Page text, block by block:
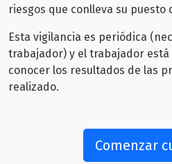
riesgos que conlleva su puesto
Esta vigilancia es periódica
trabajador) y el trabajador
conocer los resultados de las
realizado.
Comenzar